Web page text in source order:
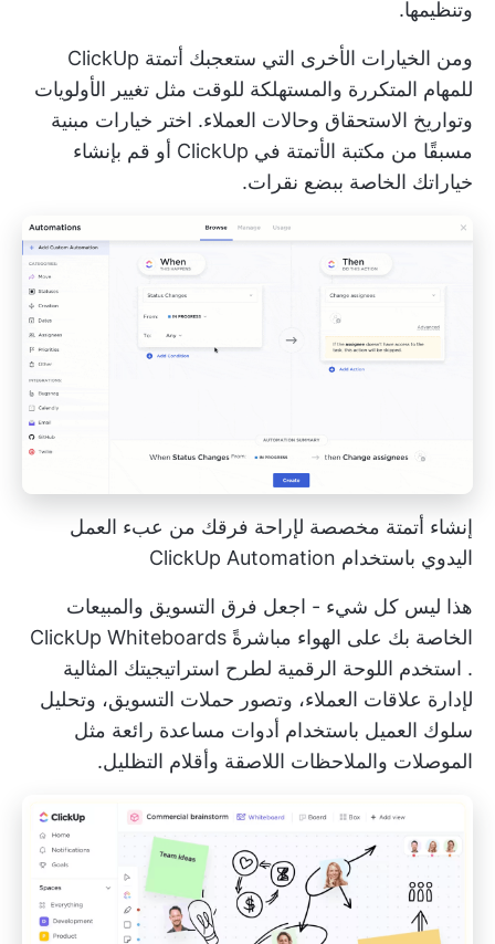
وتنظيمها.
ومن الخيارات الأخرى التي ستعجبك أتمتة ClickUp
للمهام المتكررة والمستهلكة للوقت مثل تغيير الأولويات
وتواريخ الاستحقاق وحالات العملاء. اختر خيارات مبنية
مسبقًا من مكتبة الأتمتة في ClickUp أو قم بإنشاء
خياراتك الخاصة ببضع نقرات.
إنشاء أتمتة مخصصة لإراحة فرقك من عبء العمل
اليدوي باستخدام ClickUp Automation
هذا ليس كل شيء - اجعل فرق التسويق والمبيعات
الخاصة بك على الهواء مباشرةً ClickUp Whiteboards
. استخدم اللوحة الرقمية لطرح استراتيجيتك المثالية
لإدارة علاقات العملاء، وتصور حملات التسويق، وتحليل
سلوك العميل باستخدام أدوات مساعدة رائعة مثل
الموصلات والملاحظات اللاصقة وأقلام التظليل.